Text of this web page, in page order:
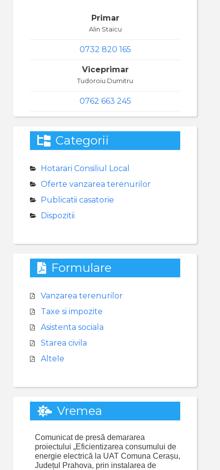
Primar
Alin Staicu
0732 820 165
Viceprimar
Tudoroiu Dumitru
0762 663 245
Categorii
Hotarari Consiliul Local
Oferte vanzarea terenurilor
Publicatii casatorie
Dispozitii
Formulare
Vanzarea terenurilor
Taxe si impozite
Asistenta sociala
Starea civila
Altele
Vremea
Comunicat de presă demararea
proiectului „Eficientizarea consumului de
energie electrică la UAT Comuna Cerașu,
Județul Prahova, prin instalarea de